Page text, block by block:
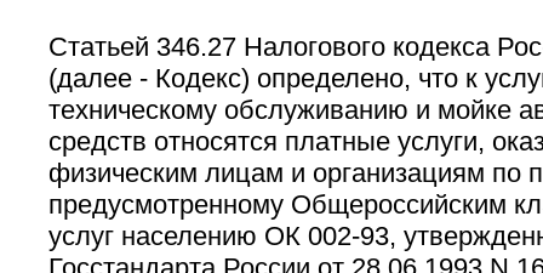
Статьей 346.27 Налогового кодекса
(далее - Кодекс) определено, что к
техническому обслуживанию и мойке
средств относятся платные услуги,
физическим лицам и организациям по
предусмотренному Общероссийским
услуг населению ОК 002-93,